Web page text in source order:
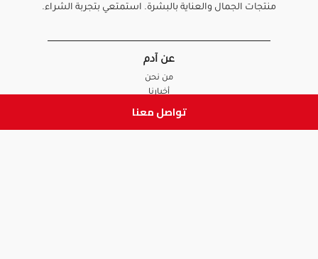
تواصل معنا
منتجات الجمال والعناية بالبشرة. استمتعي بتجربة الشراء.
عن آدم
من نحن
أخبارنا
الأسئلة الشائعة
تواصل معنا